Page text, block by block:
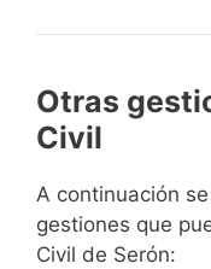
Otras
Civil
A continuación
gestiones que
Civil de Serón: